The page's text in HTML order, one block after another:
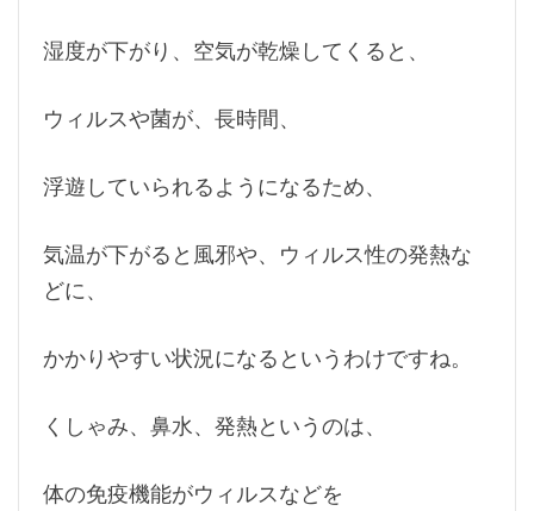
湿度が下がり、空気が乾燥してくると、
ウィルスや菌が、長時間、
浮遊していられるようになるため、
気温が下がると風邪や、ウィルス性の発熱な
どに、
かかりやすい状況になるというわけですね。
くしゃみ、鼻水、発熱というのは、
体の免疫機能がウィルスなどを